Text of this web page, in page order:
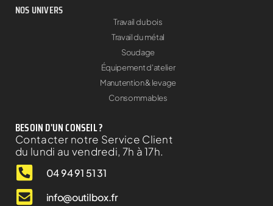
NOS UNIVERS
Travail du bois
Travail du métal
Soudage
Équipement d'atelier
Manutention & levage
Consommables
BESOIN D'UN CONSEIL ?
Contacter notre Service Client
du lundi au vendredi, 7h à 17h.
04 94 91 51 31
info@outilbox.fr